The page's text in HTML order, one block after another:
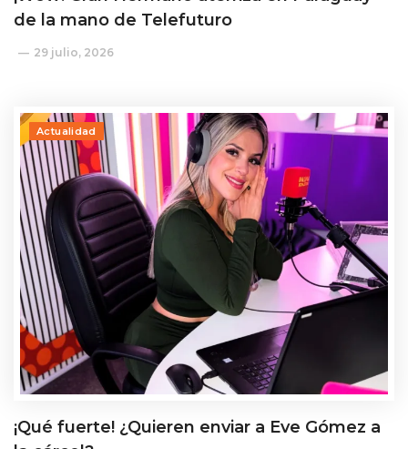
de la mano de Telefuturo
29 julio, 2026
Actualidad
¡Qué fuerte! ¿Quieren enviar a Eve Gómez a